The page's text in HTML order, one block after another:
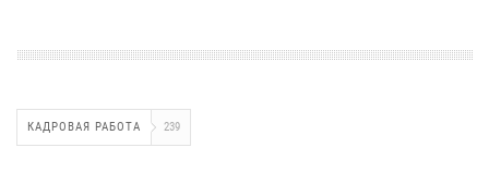
КАДРОВАЯ РАБОТА 239